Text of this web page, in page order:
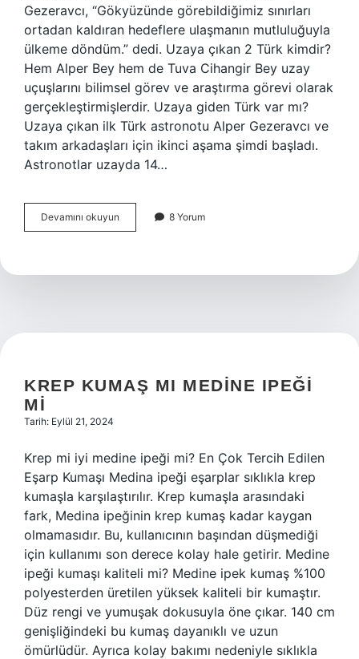
Gezeravcı, “Gökyüzünde görebildiğimiz sınırları
ortadan kaldıran hedeflere ulaşmanın mutluluğuyla
ülkeme döndüm.” dedi. Uzaya çıkan 2 Türk kimdir?
Hem Alper Bey hem de Tuva Cihangir Bey uzay
uçuşlarını bilimsel görev ve araştırma görevi olarak
gerçekleştirmişlerdir. Uzaya giden Türk var mı?
Uzaya çıkan ilk Türk astronotu Alper Gezeravcı ve
takım arkadaşları için ikinci aşama şimdi başladı.
Astronotlar uzayda 14…
Devamını okuyun
Çıkan
Kimdir
8 Yorum
KREP KUMAŞ MI MEDINE IPEĞI
MI
Tarih: Eylül 21, 2024
Krep mi iyi medine ipeği mi? En Çok Tercih Edilen
Eşarp Kumaşı Medina ipeği eşarplar sıklıkla krep
kumaşla karşılaştırılır. Krep kumaşla arasındaki
fark, Medina ipeğinin krep kumaş kadar kaygan
olmamasıdır. Bu, kullanıcının başından düşmediği
için kullanımı son derece kolay hale getirir. Medine
ipeği kumaşı kaliteli mi? Medine ipek kumaş %100
polyesterden üretilen yüksek kaliteli bir kumaştır.
Düz rengi ve yumuşak dokusuyla öne çıkar. 140 cm
genişliğindeki bu kumaş dayanıklı ve uzun
ömürlüdür. Ayrıca kolay bakımı nedeniyle sıklıkla